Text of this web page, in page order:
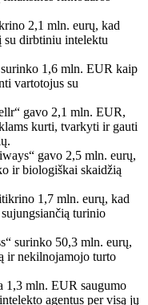
2,1 mln. eurų, kad
su dirbtiniu intelektu
1,6 mln. EUR kaip
vartotojus su
gavo 2,1 mln. EUR,
kurti, tvarkyti ir gauti
gavo 2,5 mln. eurų,
ir biologiškai skaidžią
1,7 mln. eurų, kad
turinio
surinko 50,3 mln. eurų,
ir nekilnojamojo turto
1,3 mln. EUR saugumo
agentus per visą jų